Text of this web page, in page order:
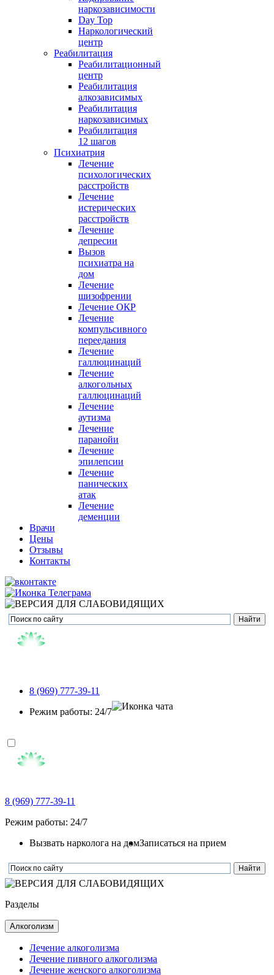
наркозависимости
Day Top
Наркологический
центр
Реабилитация
Реабилитационный
центр
Реабилитация
алкозависимых
Реабилитация
наркозависимых
Реабилитация
12 шагов
Психиатрия
Лечение
психологических
расстройств
Лечение
истерических
расстройств
Лечение
депресии
Вызов
психиатра на
дом
Лечение
шизофрении
Лечение ОКР
Лечение
компульсивного
переедания
Лечение
галлюцинаций
Лечение
алкогольных
галлюцинаций
Лечение
аутизма
Лечение
паранойи
Лечение
эпилепсии
Лечение
панических
атак
Лечение
деменции
Врачи
Цены
Отзывы
Контакты
8 (969) 777-39-11
Режим работы: 24/7
8 (969) 777-39-11
Режим работы: 24/7
Вызвать нарколога на домЗаписаться на прием
Разделы
Алкоголизм
Лечение алкоголизма
Лечение пивного алкоголизма
Лечение женского алкоголизма